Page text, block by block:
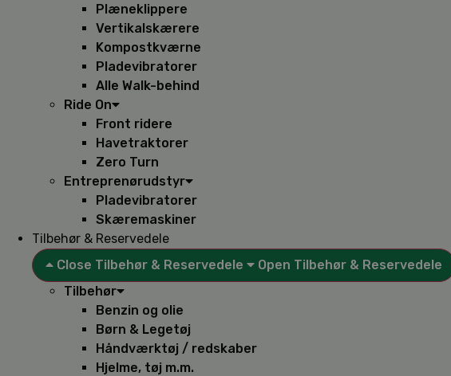
Plæneklippere
Vertikalskærere
Kompostkværne
Pladevibratorer
Alle Walk-behind
Ride On
Front ridere
Havetraktorer
Zero Turn
Entreprenørudstyr
Pladevibratorer
Skæremaskiner
Tilbehør & Reservedele
Close Tilbehør & Reservedele
Open Tilbehør & Reservedele
Tilbehør
Benzin og olie
Børn & Legetøj
Håndværktøj / redskaber
Hjelme, tøj m.m.